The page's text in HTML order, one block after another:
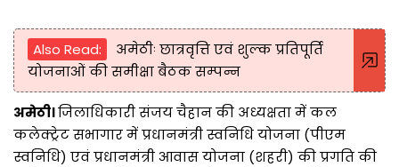
Also Read:
अमेठीः छात्रवृत्ति एवं शुल्क प्रतिपूर्ति
योजनाओं की समीक्षा बैठक सम्पन्न
अमेठी।जिलाधिकारी संजय चैहान की अध्यक्षता में कल
कलेक्ट्रेट सभागार में प्रधानमंत्री स्वनिधि योजना (पीएम
स्वनिधि) एवं प्रधानमंत्री आवास योजना (शहरी) की प्रगति की